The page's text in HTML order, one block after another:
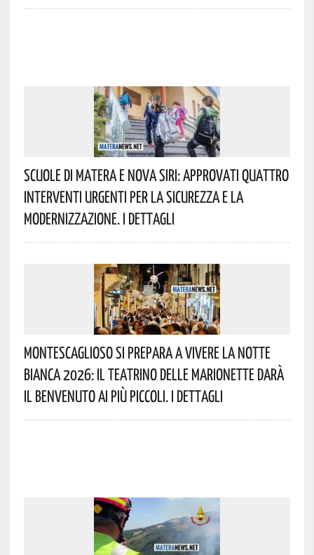
Scuole Di Matera E Nova Siri: Approvati Quattro
Interventi Urgenti Per La Sicurezza E La
Modernizzazione. I Dettagli
Montescaglioso Si Prepara A Vivere La Notte
Bianca 2026: Il Teatrino Delle Marionette Darà
Il Benvenuto Ai Più Piccoli. I Dettagli